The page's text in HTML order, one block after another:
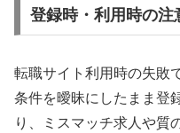
登録時・利用時の注
転職サイト利用時の失敗
条件を曖昧にしたまま登
り、ミスマッチ求人や質